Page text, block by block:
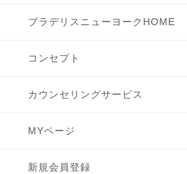
ブラデリスニューヨークHOME
コンセプト
カウンセリングサービス
MYページ
新規会員登録